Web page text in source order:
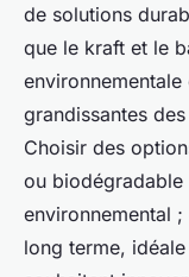
de solutions
que le kraft et le
grandissantes
Choisir des
ou biodégradable
environnemental
long terme,